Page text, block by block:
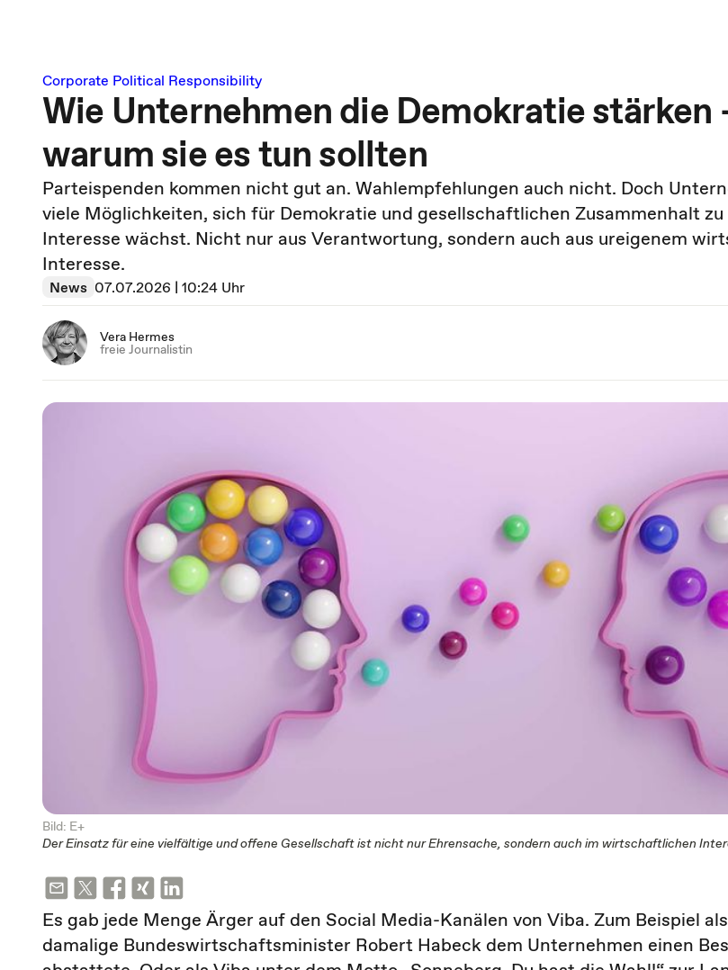
Corporate Political Responsibility
Wie Unternehmen die Demokratie stärken
warum sie es tun sollten
Parteispenden kommen nicht gut an. Wahlempfehlungen auch nicht. Doch
viele Möglichkeiten, sich für Demokratie und gesellschaftlichen Zusammenhalt zu
Interesse wächst. Nicht nur aus Verantwortung, sondern auch aus ureigenem
Interesse.
News 07.07.2026 | 10:24 Uhr
Vera Hermes
freie Journalistin
Bild: E+
Der Einsatz für eine vielfältige und offene Gesellschaft ist nicht nur Ehrensache, sondern auch im wirtschaftlichen
Es gab jede Menge Ärger auf den Social Media-Kanälen von Viba. Zum Beispiel
damalige Bundeswirtschaftsminister Robert Habeck dem Unternehmen einen